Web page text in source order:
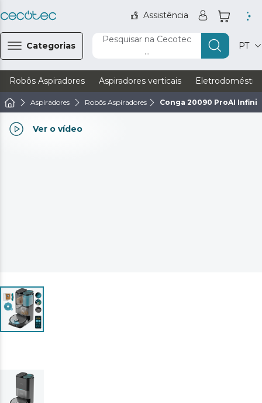
Assistência
Categorias
Pesquisar na Cecotec
...
PT
Robôs Aspiradores Aspiradores verticais
Aspiradores Robôs Aspiradores Conga 20090 ProAI
Ver o vídeo